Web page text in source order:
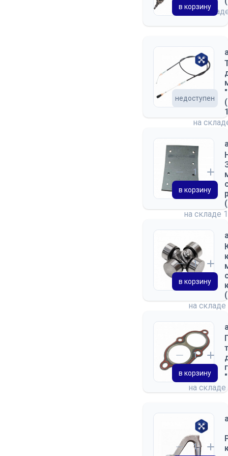
на
в корзину
на
недоступен
на складе
в корзину
на складе
в корзину
на складе
в корзину